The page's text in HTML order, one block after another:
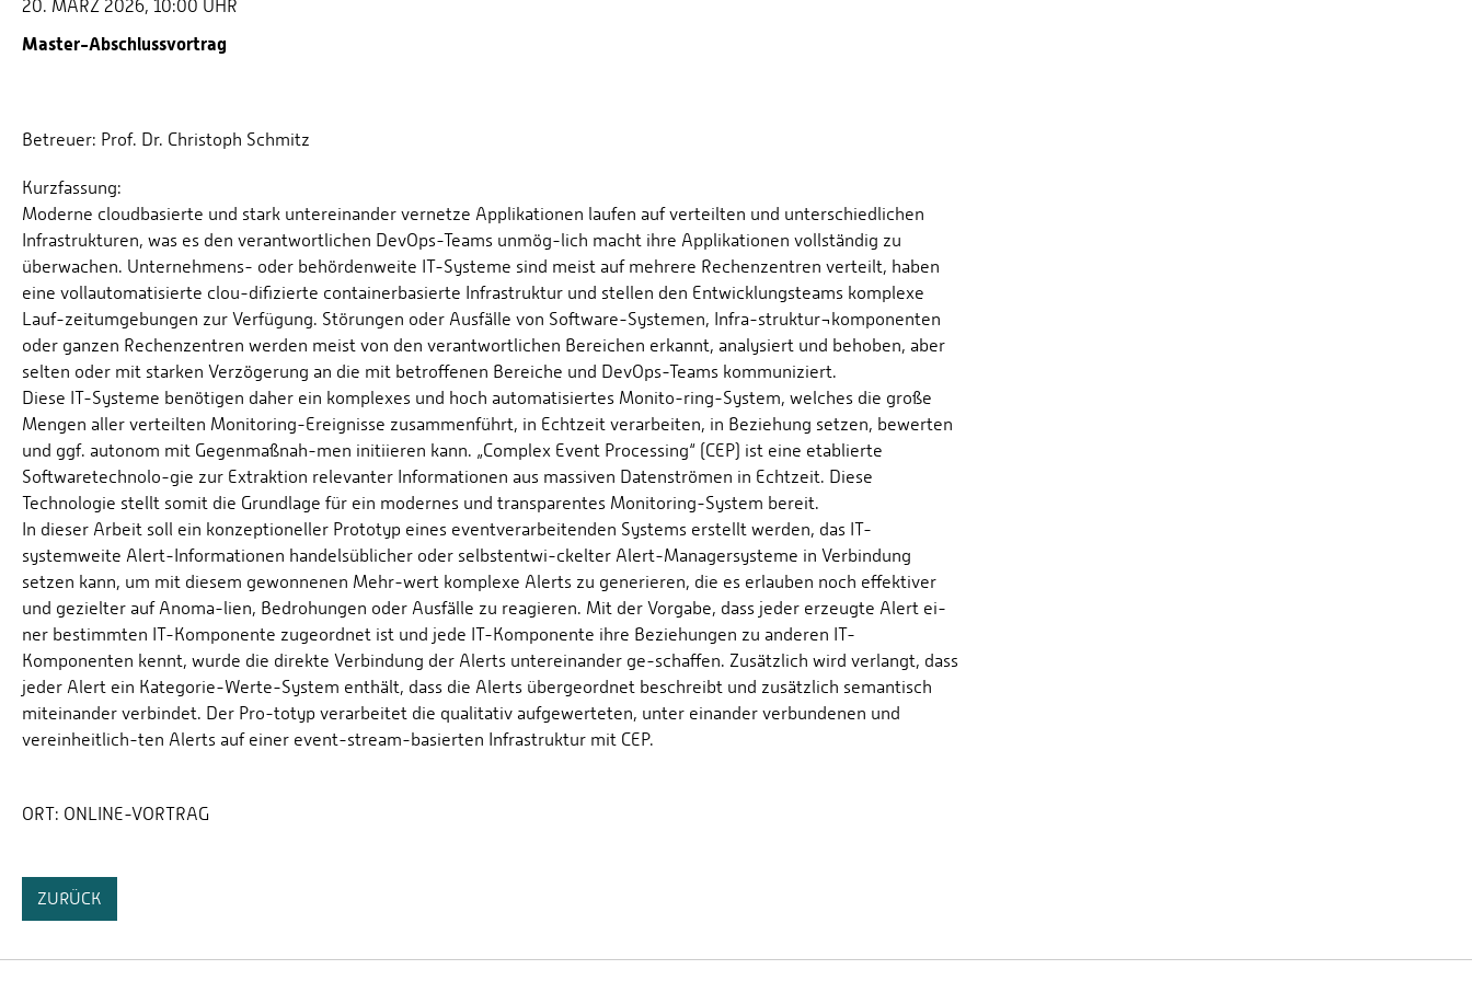
20. MÄRZ 2026, 10:00 UHR
Master-Abschlussvortrag
Betreuer: Prof. Dr. Christoph Schmitz
Kurzfassung:
Moderne cloudbasierte und stark untereinander vernetze Applikationen laufen auf verteilten und unterschiedlichen
Infrastrukturen, was es den verantwortlichen DevOps-Teams unmög-lich macht ihre Applikationen vollständig zu
überwachen. Unternehmens- oder behördenweite IT-Systeme sind meist auf mehrere Rechenzentren verteilt, haben
eine vollautomatisierte clou-difizierte containerbasierte Infrastruktur und stellen den Entwicklungsteams komplexe
Lauf-zeitumgebungen zur Verfügung. Störungen oder Ausfälle von Software-Systemen, Infra-struktur¬komponenten
oder ganzen Rechenzentren werden meist von den verantwortlichen Bereichen erkannt, analysiert und behoben, aber
selten oder mit starken Verzögerung an die mit betroffenen Bereiche und DevOps-Teams kommuniziert.
Diese IT-Systeme benötigen daher ein komplexes und hoch automatisiertes Monito-ring-System, welches die große
Mengen aller verteilten Monitoring-Ereignisse zusammenführt, in Echtzeit verarbeiten, in Beziehung setzen, bewerten
und ggf. autonom mit Gegenmaßnah-men initiieren kann. „Complex Event Processing“ (CEP) ist eine etablierte
Softwaretechnolo-gie zur Extraktion relevanter Informationen aus massiven Datenströmen in Echtzeit. Diese
Technologie stellt somit die Grundlage für ein modernes und transparentes Monitoring-System bereit.
In dieser Arbeit soll ein konzeptioneller Prototyp eines eventverarbeitenden Systems erstellt werden, das IT-
systemweite Alert-Informationen handelsüblicher oder selbstentwi-ckelter Alert-Managersysteme in Verbindung
setzen kann, um mit diesem gewonnenen Mehr-wert komplexe Alerts zu generieren, die es erlauben noch effektiver
und gezielter auf Anoma-lien, Bedrohungen oder Ausfälle zu reagieren. Mit der Vorgabe, dass jeder erzeugte Alert ei-
ner bestimmten IT-Komponente zugeordnet ist und jede IT-Komponente ihre Beziehungen zu anderen IT-
Komponenten kennt, wurde die direkte Verbindung der Alerts untereinander ge-schaffen. Zusätzlich wird verlangt, dass
jeder Alert ein Kategorie-Werte-System enthält, dass die Alerts übergeordnet beschreibt und zusätzlich semantisch
miteinander verbindet. Der Pro-totyp verarbeitet die qualitativ aufgewerteten, unter einander verbundenen und
vereinheitlich-ten Alerts auf einer event-stream-basierten Infrastruktur mit CEP.
ORT: ONLINE-VORTRAG
ZURÜCK